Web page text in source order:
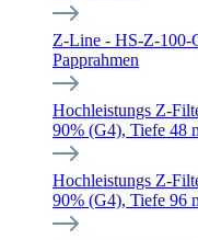
Z-Line - HS-Z-100-
Papprahmen
Hochleistungs Z-
90% (G4), Tiefe 48
Hochleistungs Z-
90% (G4), Tiefe 96